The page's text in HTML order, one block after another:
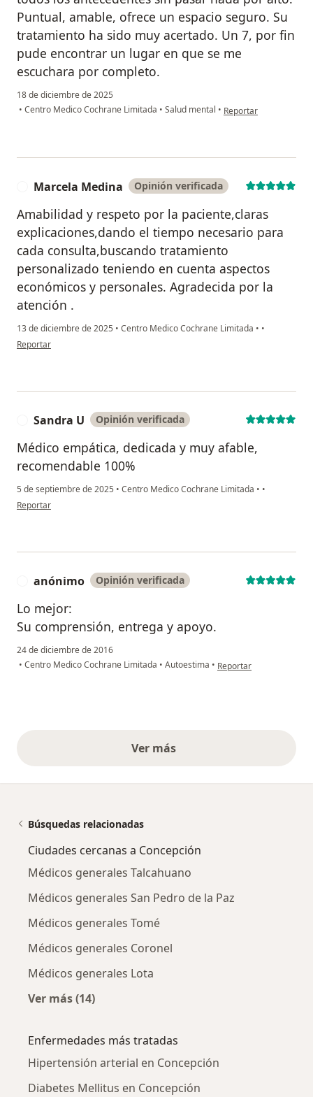
Puntual, amable, ofrece un espacio seguro. Su
tratamiento ha sido muy acertado. Un 7, por fin
pude encontrar un lugar en que se me
escuchara por completo.
18 de diciembre de 2025
• Centro Medico Cochrane Limitada • Salud mental • en opinión del usuario
Reportar
Marcela Medina Opinión verificada
Amabilidad y respeto por la paciente,claras
explicaciones,dando el tiempo necesario para
cada consulta,buscando tratamiento
personalizado teniendo en cuenta aspectos
económicos y personales. Agradecida por la
atención .
13 de diciembre de 2025 • Centro Medico Cochrane Limitada • •
en opinión del usuario Marcela Medina
Reportar
Sandra U Opinión verificada
Médico empática, dedicada y muy afable,
recomendable 100%
5 de septiembre de 2025 • Centro Medico Cochrane Limitada • •
en opinión del usuario Sandra U
Reportar
anónimo Opinión verificada
Lo mejor:
Su comprensión, entrega y apoyo.
24 de diciembre de 2016
• Centro Medico Cochrane Limitada • Autoestima • en opinión del usuario
Reportar
Ver másopiniones anteriores
Búsquedas relacionadas
Ciudades cercanas a Concepción
Médicos generales Talcahuano
Médicos generales San Pedro de la Paz
Médicos generales Tomé
Médicos generales Coronel
Médicos generales Lota
Ver más (14)
Enfermedades más tratadas
Hipertensión arterial en Concepción
Diabetes Mellitus en Concepción